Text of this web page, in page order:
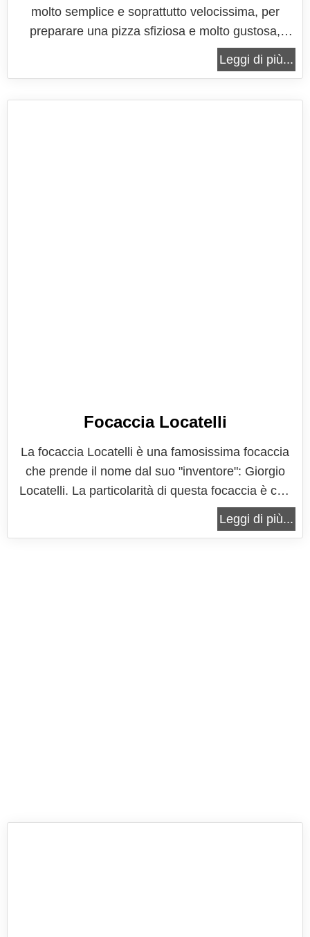
molto semplice e soprattutto velocissima, per
preparare una pizza sfiziosa e molto gustosa,
direttamente in padella, senza accendere il forno e
senza attendere i tradizionali tempi di lievitazione.
Leggi di più...
Focaccia Locatelli
La focaccia Locatelli è una famosissima focaccia
che prende il nome dal suo "inventore": Giorgio
Locatelli. La particolarità di questa focaccia è che
non ha quasi bisogno di essere impastata ed il
risultato è sorprendentemente morbido! Si tratta
Leggi di più...